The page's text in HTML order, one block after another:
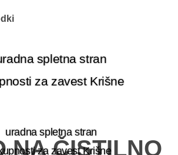
spletna stran
za zavest Krišne
uradna spletna stran
za zavest Krišne
NA ČISTILNO